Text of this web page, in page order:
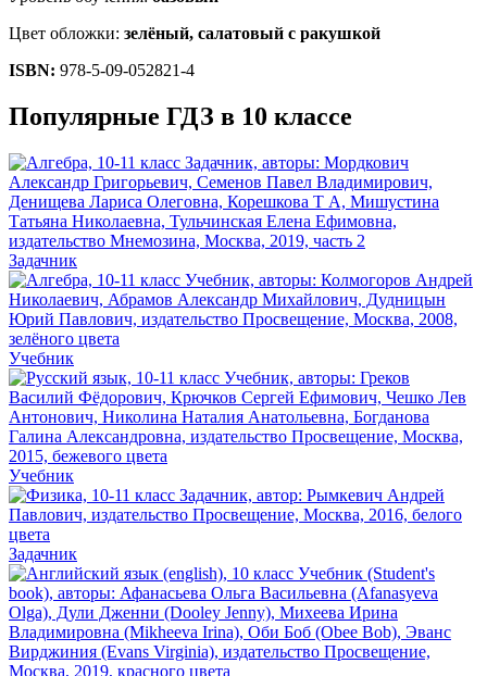
Цвет обложки: зелёный, салатовый с ракушкой
ISBN: 978-5-09-052821-4
Популярные ГДЗ в 10 классе
Задачник
Учебник
Учебник
Задачник